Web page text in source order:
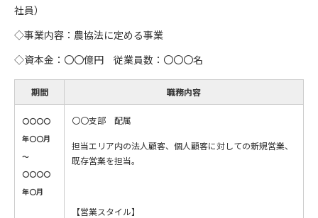
社員）
◇事業内容：農協法に定める事業
◇資本金：〇〇億円 従業員数：〇〇〇名
期間 職務内容
〇〇〇〇
年〇〇月
～
〇〇〇〇
年〇月
〇〇支部 配属
担当エリア内の法人顧客、個人顧客に対しての新規営業、
既存営業を担当。
【営業スタイル】